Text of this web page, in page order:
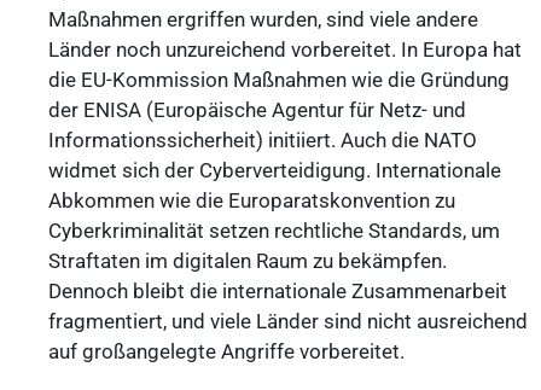
Maßnahmen ergriffen wurden, sind viele andere
Länder noch unzureichend vorbereitet. In Europa hat
die EU-Kommission Maßnahmen wie die Gründung
der ENISA (Europäische Agentur für Netz- und
Informationssicherheit) initiiert. Auch die NATO
widmet sich der Cyberverteidigung. Internationale
Abkommen wie die Europaratskonvention zu
Cyberkriminalität setzen rechtliche Standards, um
Straftaten im digitalen Raum zu bekämpfen.
Dennoch bleibt die internationale Zusammenarbeit
fragmentiert, und viele Länder sind nicht ausreichend
auf großangelegte Angriffe vorbereitet.